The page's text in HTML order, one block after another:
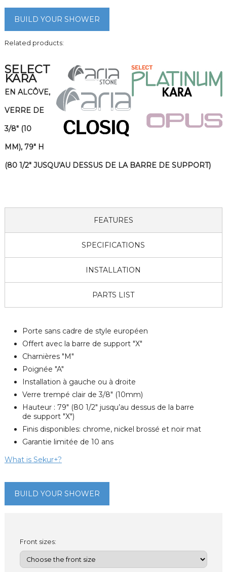
BUILD YOUR SHOWER
Related products:
SELECT
KARA
EN ALCÔVE,
VERRE DE
3/8" (10
MM), 79" H
(80 1/2" JUSQU'AU DESSUS DE LA BARRE DE SUPPORT)
FEATURES
SPECIFICATIONS
INSTALLATION
PARTS LIST
Porte sans cadre de style européen
Offert avec la barre de support "X"
Charnières "M"
Poignée "A"
Installation à gauche ou à droite
Verre trempé clair de 3/8" (10mm)
Hauteur : 79" (80 1/2" jusqu’au dessus de la barre
de support "X")
Finis disponibles: chrome, nickel brossé et noir mat
Garantie limitée de 10 ans
What is Sekur+?
BUILD YOUR SHOWER
Front sizes: